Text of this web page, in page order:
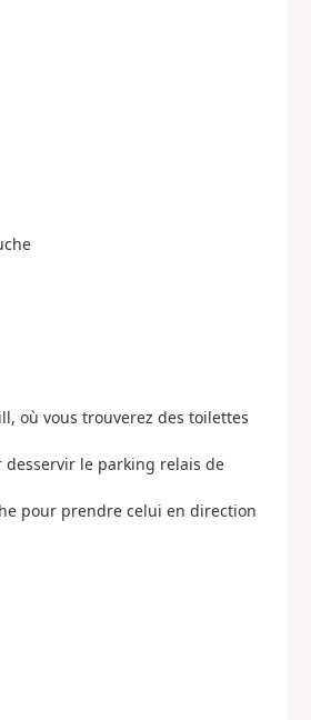
où vous trouverez des toilettes
desservir le parking relais de
pour prendre celui en direction